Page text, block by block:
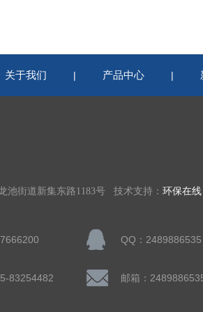
关于我们 | 产品中心 |
池街道新集东路1183号 技术支持： 环保在线
QQ：2489886535
83254482 邮箱：